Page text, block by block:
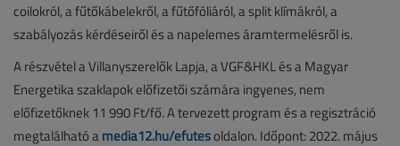
coilokról, a fűtőkábelekről, a fűtőfóliáról, a split klímákról, a
szabályozás kérdéseiről és a napelemes áramtermelésről is.
A részvétel a Villanyszerelők Lapja, a VGF&HKL és a Magyar
Energetika szaklapok előfizetői számára ingyenes, nem
előfizetőknek 11 990 Ft/fő. A tervezett program és a regisztráció
megtalálható a media12.hu/efutesoldalon. Időpont: 2022. május